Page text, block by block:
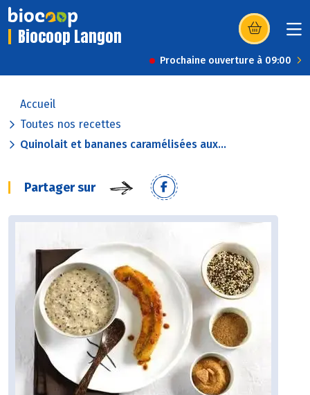
Biocoop Langon (s’ouvre dans
Prochaine ouverture à 09:00
Accueil
Toutes nos recettes
Quinolait et bananes caramélisées aux...
Partager sur